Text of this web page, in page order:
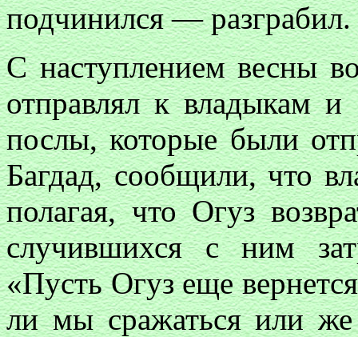
подчинился — разграбил.
С наступлением весны
отправлял к владыкам и
послы, которые были
Багдад, сообщили, что
полагая, что Огуз
случившихся с ним
«Пусть Огуз еще
ли мы сражаться или